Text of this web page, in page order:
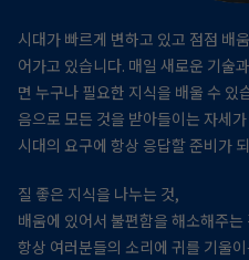
시대가 빠르게 변하고 있고 점점 배
어가고 있습니다. 매일 새로운 기술
면 누구나 필요한 지식을 배울 수 있
음으로 모든 것을 받아들이는 자세
시대의 요구에 항상 응답할 준비가
질 좋은 지식을 나누는 것,
배움에 있어서 불편함을 해소해주는
항상 여러분들의 소리에 귀를 기울